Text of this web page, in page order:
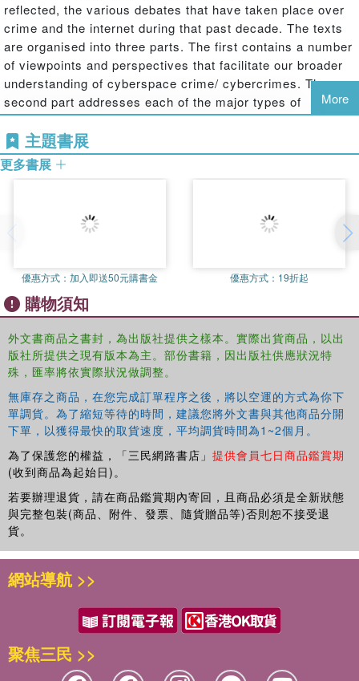
reflected, the various debates that have taken place over
crime and the internet during that past decade. The texts
are organised into three parts. The first contains a number
of viewpoints and perspectives that facilitate our broader
understanding of cyberspace crime/ cybercrimes. The
second part addresses each of the major types of
cybercrime - trespass/ hacking/cracking, thefts/
deceptions, obscenities/ pornography, violence - and
illustrate their associated problems of definition and
resolution. The third and final part contains a selection of
upon specific criminal justice processes: the police and
the trial process.
More
主題書展
更多書展
優惠方式： 加入即送50元購書金 優惠方式： 19折起
購物須知
外文書商品之書封，為出版社提供之樣本。實際出貨商品，以出
版社所提供之現有版本為主。部份書籍，因出版社供應狀況特
殊，匯率將依實際狀況做調整。
無庫存之商品，在您完成訂單程序之後，將以空運的方式為你下
單調貨。為了縮短等待的時間，建議您將外文書與其他商品分開
下單，以獲得最快的取貨速度，平均調貨時間為1~2個月。
為了保護您的權益，「三民網路書店」 提供會員七日商品鑑賞期
(收到商品為起始日)。
若要辦理退貨，請在商品鑑賞期內寄回，且商品必須是全新狀態
與完整包裝(商品、附件、發票、隨貨贈品等)否則恕不接受退
貨。
網站導航 >>
聚焦三民 >>